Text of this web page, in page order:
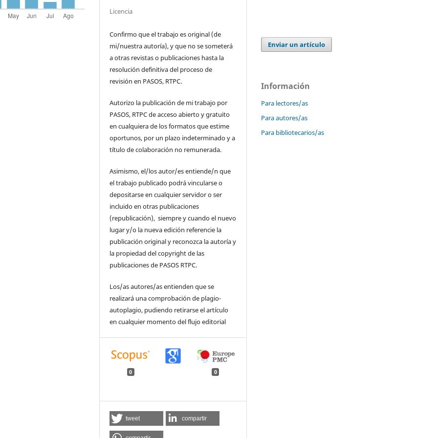
Licencia
Confirmo que el trabajo es original (de
mi/nuestra autoría), y que no se someterá
a otras revistas o publicaciones hasta la
resolución definitiva del proceso de
revisión en PASOS, RTPC.
Autorizo la publicación de mi trabajo por
PASOS, RTPC de acceso abierto y gratuito
en cualquiera de los formatos que estime
oportunos, por un plazo indeterminado y a
título de colaboración no remunerada.
Asimismo, el/los autor/es entiende/n que
el trabajo publicado podrá vincularse o
depositarse en cualquier servidor o ser
incluido en otras publicaciones
(republicación), siempre y cuando el nuevo
lugar y/o la nueva edición referencie la
publicación original y reconozca la autoría y
la propiedad del copyright de las
publicaciones de PASOS RTPC.
Los/as autores/as entienden que se
realizará una comprobación de plagio-
autoplagio, pudiendo retirarse el artículo
en cualquier momento del flujo editorial
0 0
tweet compartir
Enviar un artículo
Información
Para lectores/as
Para autores/as
Para bibliotecarios/as